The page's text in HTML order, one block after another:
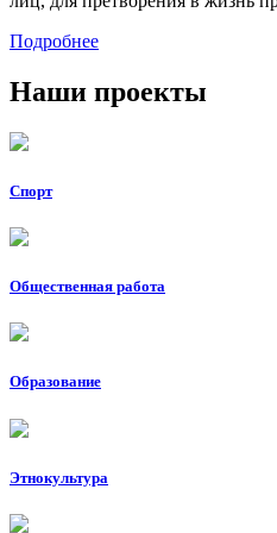
Подробнее
Наши проекты
Спорт
Общественная работа
Образование
Этнокультура